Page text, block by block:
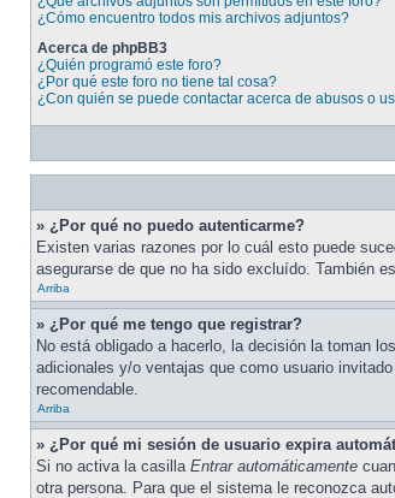
¿Cómo encuentro todos mis archivos adjuntos?
Acerca de phpBB3
¿Quién programó este foro?
¿Por qué este foro no tiene tal cosa?
¿Con quién se puede contactar acerca de abusos o
» ¿Por qué no puedo autenticarme?
Existen varias razones por lo cuál esto puede
asegurarse de que no ha sido excluído. También
Arriba
» ¿Por qué me tengo que registrar?
No está obligado a hacerlo, la decisión la toman
adicionales y/o ventajas que como usuario
recomendable.
Arriba
» ¿Por qué mi sesión de usuario expira
Si no activa la casilla Entrar automáticamente
otra persona. Para que el sistema le reconozca